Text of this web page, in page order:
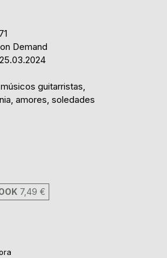
Demand
guitarristas,
amores, soledades
7,49 €